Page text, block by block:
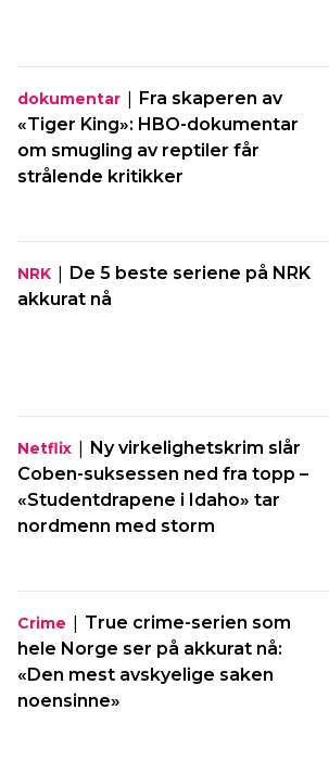
dokumentar | Fra skaperen av
«Tiger King»: HBO-dokumentar
om smugling av reptiler får
strålende kritikker
NRK | De 5 beste seriene på NRK
akkurat nå
Netflix | Ny virkelighetskrim slår
Coben-suksessen ned fra topp –
«Studentdrapene i Idaho» tar
nordmenn med storm
Crime | True crime-serien som
hele Norge ser på akkurat nå:
«Den mest avskyelige saken
noensinne»